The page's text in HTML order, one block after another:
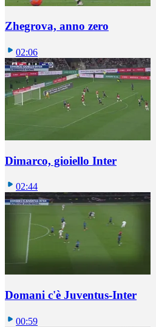
Zhegrova, anno zero
02:06
Dimarco, gioiello Inter
02:44
Domani c'è Juventus-Inter
00:59